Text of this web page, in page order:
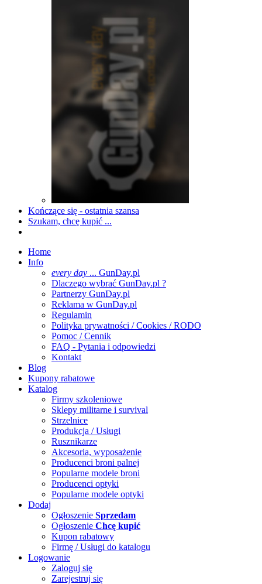
Kończące się - ostatnia szansa
Szukam, chcę kupić ...
Home
Info
every day ... GunDay.pl
Dlaczego wybrać GunDay.pl ?
Partnerzy GunDay.pl
Reklama w GunDay.pl
Regulamin
Polityka prywatności / Cookies / RODO
Pomoc / Cennik
FAQ - Pytania i odpowiedzi
Kontakt
Blog
Kupony rabatowe
Katalog
Firmy szkoleniowe
Sklepy militarne i survival
Strzelnice
Produkcja / Usługi
Rusznikarze
Akcesoria, wyposażenie
Producenci broni palnej
Popularne modele broni
Producenci optyki
Popularne modele optyki
Dodaj
Ogłoszenie Sprzedam
Ogłoszenie Chcę kupić
Kupon rabatowy
Firmę / Usługi do katalogu
Logowanie
Zaloguj się
Zarejestruj się